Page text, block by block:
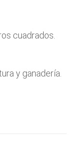
cuadrados.
y ganadería.